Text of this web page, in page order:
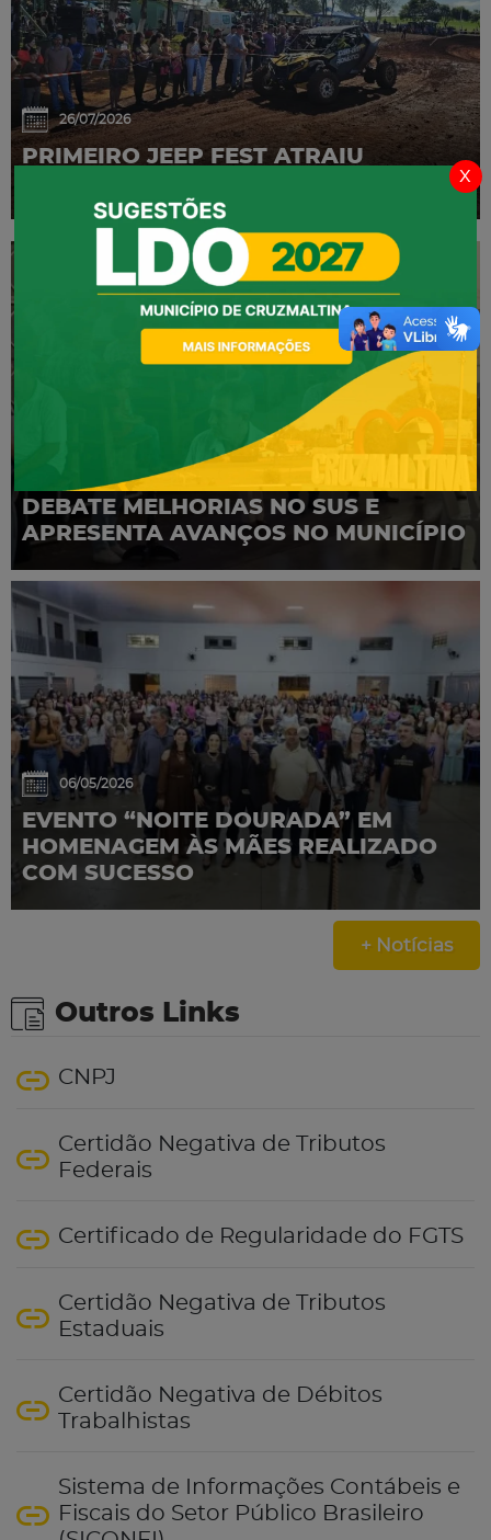
x
26/07/2026
PRIMEIRO JEEP FEST ATRAIU
CONFERÊNCIA MUNICIPAL DE SAÚDE
DEBATE MELHORIAS NO SUS E
APRESENTA AVANÇOS NO MUNICÍPIO
06/05/2026
EVENTO “NOITE DOURADA” EM
HOMENAGEM ÀS MÃES REALIZADO
COM SUCESSO
+ Notícias
Outros Links
CNPJ
Certidão Negativa de Tributos
Federais
Certificado de Regularidade do FGTS
Certidão Negativa de Tributos
Estaduais
Certidão Negativa de Débitos
Trabalhistas
Sistema de Informações Contábeis e
Fiscais do Setor Público Brasileiro